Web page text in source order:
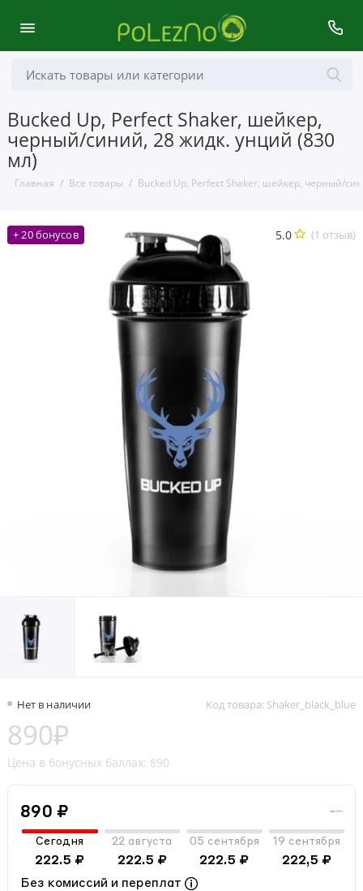
Bucked Up, Perfect Shaker, шейкер,
черный/синий, 28 жидк. унций (830
мл)
Главная Все товары Bucked Up, Perfect Shaker, шейкер, черный/
+ 20 бонусов 5.0 (1 отзыв)
Нет в наличии Код товара: Shaker_black_blue
890₽
Цена в бонусных баллах: 890
890 ₽
Сегодня
222.5 ₽
22 августа
222.5 ₽
05 сентября
222.5 ₽
19 сентября
222,5 ₽
Без комиссий и переплат